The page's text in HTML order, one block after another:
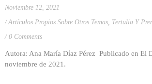
Noviembre 12, 2021
Artículos Propios Sobre Otros Temas, Tertulia Y
0 Comments
Autora: Ana María Díaz Pérez Publicado en El
noviembre de 2021.